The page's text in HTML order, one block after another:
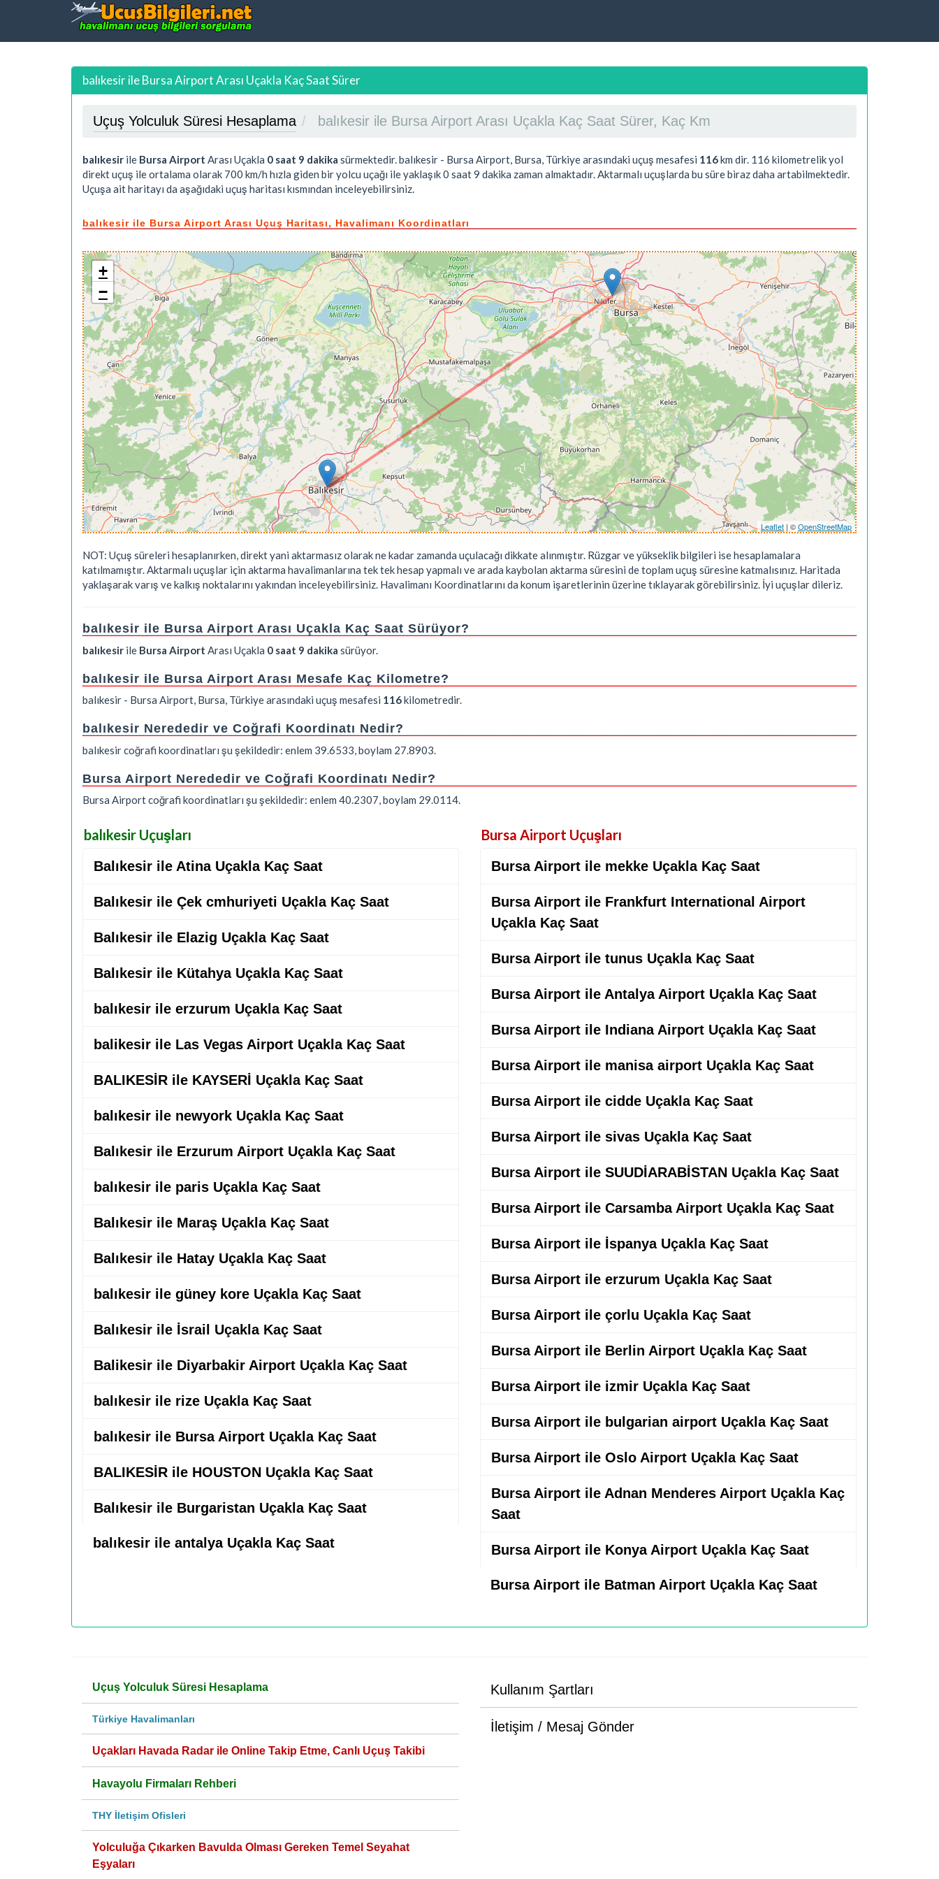
balıkesir ile Bursa Airport Arası Uçakla Kaç Saat Sürer
Uçuş Yolculuk Süresi Hesaplama balıkesir ile Bursa Airport Arası Uçakla Kaç Saat Sürer, Kaç Km
balıkesir ile Bursa Airport Arası Uçakla 0 saat 9 dakika sürmektedir. balıkesir - Bursa Airport, Bursa, Türkiye arasındaki uçuş mesafesi 116km dir. 116 kilometrelik yol
direkt uçuş ile ortalama olarak 700 km/h hızla giden bir yolcu uçağı ile yaklaşık0 saat 9 dakika zaman almaktadır. Aktarmalı uçuşlarda bu süre biraz daha artabilmektedir.
Uçuşa ait haritayı da aşağıdaki uçuş haritası kısmından inceleyebilirsiniz.
balıkesir ile Bursa Airport Arası Uçuş Haritası, Havalimanı Koordinatları
+
−
Leaflet | ©OpenStreetMap
NOT: Uçuş süreleri hesaplanırken, direkt yani aktarmasız olarak ne kadar zamanda uçulacağı dikkate alınmıştır. Rüzgar ve yükseklik bilgileri ise hesaplamalara
katılmamıştır. Aktarmalı uçuşlar için aktarma havalimanlarına tek tek hesap yapmalı ve arada kaybolan aktarma süresini de toplam uçuş süresine katmalısınız. Haritada
yaklaşarak varış ve kalkış noktalarını yakından inceleyebilirsiniz. Havalimanı Koordinatlarını da konum işaretlerinin üzerine tıklayarak görebilirsiniz. İyi uçuşlar dileriz.
balıkesir ile Bursa Airport Arası Uçakla Kaç Saat Sürüyor?
balıkesir ile Bursa Airport Arası Uçakla 0 saat 9 dakika sürüyor.
balıkesir ile Bursa Airport Arası Mesafe Kaç Kilometre?
balıkesir - Bursa Airport, Bursa, Türkiye arasındaki uçuş mesafesi 116kilometredir.
balıkesir Nerededir ve Coğrafi Koordinatı Nedir?
balıkesir coğrafi koordinatları şu şekildedir: enlem 39.6533, boylam 27.8903.
Bursa Airport Nerededir ve Coğrafi Koordinatı Nedir?
Bursa Airport coğrafi koordinatları şu şekildedir: enlem 40.2307, boylam 29.0114.
balıkesir Uçuşları
Balıkesir ile Atina Uçakla Kaç Saat
Balıkesir ile Çek cmhuriyeti Uçakla Kaç Saat
Balıkesir ile Elazig Uçakla Kaç Saat
Balıkesir ile Kütahya Uçakla Kaç Saat
balıkesir ile erzurum Uçakla Kaç Saat
balikesir ile Las Vegas Airport Uçakla Kaç Saat
BALIKESİR ile KAYSERİ Uçakla Kaç Saat
balıkesir ile newyork Uçakla Kaç Saat
Balıkesir ile Erzurum Airport Uçakla Kaç Saat
balıkesir ile paris Uçakla Kaç Saat
Balıkesir ile Maraş Uçakla Kaç Saat
Balıkesir ile Hatay Uçakla Kaç Saat
balıkesir ile güney kore Uçakla Kaç Saat
Balıkesir ile İsrail Uçakla Kaç Saat
Balikesir ile Diyarbakir Airport Uçakla Kaç Saat
balıkesir ile rize Uçakla Kaç Saat
balıkesir ile Bursa Airport Uçakla Kaç Saat
BALIKESİR ile HOUSTON Uçakla Kaç Saat
Balıkesir ile Burgaristan Uçakla Kaç Saat
balıkesir ile antalya Uçakla Kaç Saat
Bursa Airport Uçuşları
Bursa Airport ile mekke Uçakla Kaç Saat
Bursa Airport ile Frankfurt International Airport
Uçakla Kaç Saat
Bursa Airport ile tunus Uçakla Kaç Saat
Bursa Airport ile Antalya Airport Uçakla Kaç Saat
Bursa Airport ile Indiana Airport Uçakla Kaç Saat
Bursa Airport ile manisa airport Uçakla Kaç Saat
Bursa Airport ile cidde Uçakla Kaç Saat
Bursa Airport ile sivas Uçakla Kaç Saat
Bursa Airport ile SUUDİARABİSTAN Uçakla Kaç Saat
Bursa Airport ile Carsamba Airport Uçakla Kaç Saat
Bursa Airport ile İspanya Uçakla Kaç Saat
Bursa Airport ile erzurum Uçakla Kaç Saat
Bursa Airport ile çorlu Uçakla Kaç Saat
Bursa Airport ile Berlin Airport Uçakla Kaç Saat
Bursa Airport ile izmir Uçakla Kaç Saat
Bursa Airport ile bulgarian airport Uçakla Kaç Saat
Bursa Airport ile Oslo Airport Uçakla Kaç Saat
Bursa Airport ile Adnan Menderes Airport Uçakla Kaç
Saat
Bursa Airport ile Konya Airport Uçakla Kaç Saat
Bursa Airport ile Batman Airport Uçakla Kaç Saat
Uçuş Yolculuk Süresi Hesaplama
Türkiye Havalimanları
Uçakları Havada Radar ile Online Takip Etme, Canlı Uçuş Takibi
Havayolu Firmaları Rehberi
THY İletişim Ofisleri
Yolculuğa Çıkarken Bavulda Olması Gereken Temel Seyahat
Eşyaları
Kullanım Şartları
İletişim / Mesaj Gönder